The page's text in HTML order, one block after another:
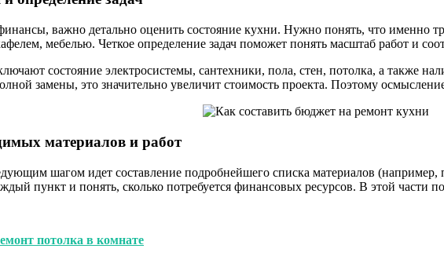
важно детально оценить состояние кухни. Нужно понять, что именно
мебелью. Четкое определение задач поможет понять масштаб работ и
состояние электросистемы, сантехники, пола, стен, потолка, а также
замены, это значительно увеличит стоимость проекта. Поэтому
материалов и работ
шагом идет составление подробнейшего списка материалов
пункт и понять, сколько потребуется финансовых ресурсов. В этой части
потолка в комнате